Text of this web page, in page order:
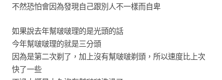
不然恐怕會因為發現自己跟別人不一樣而自卑
如果說去年幫啵啵理的是光頭的話
今年幫啵啵理的就是三分頭
因為是第二次剃了，加上沒有幫啵啵剃頭，所以速度比上次
快了一些